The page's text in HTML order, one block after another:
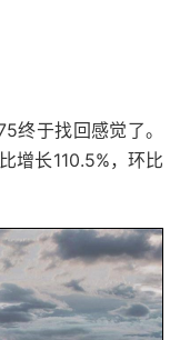
终于找回感觉了。
增长110.5%，环比